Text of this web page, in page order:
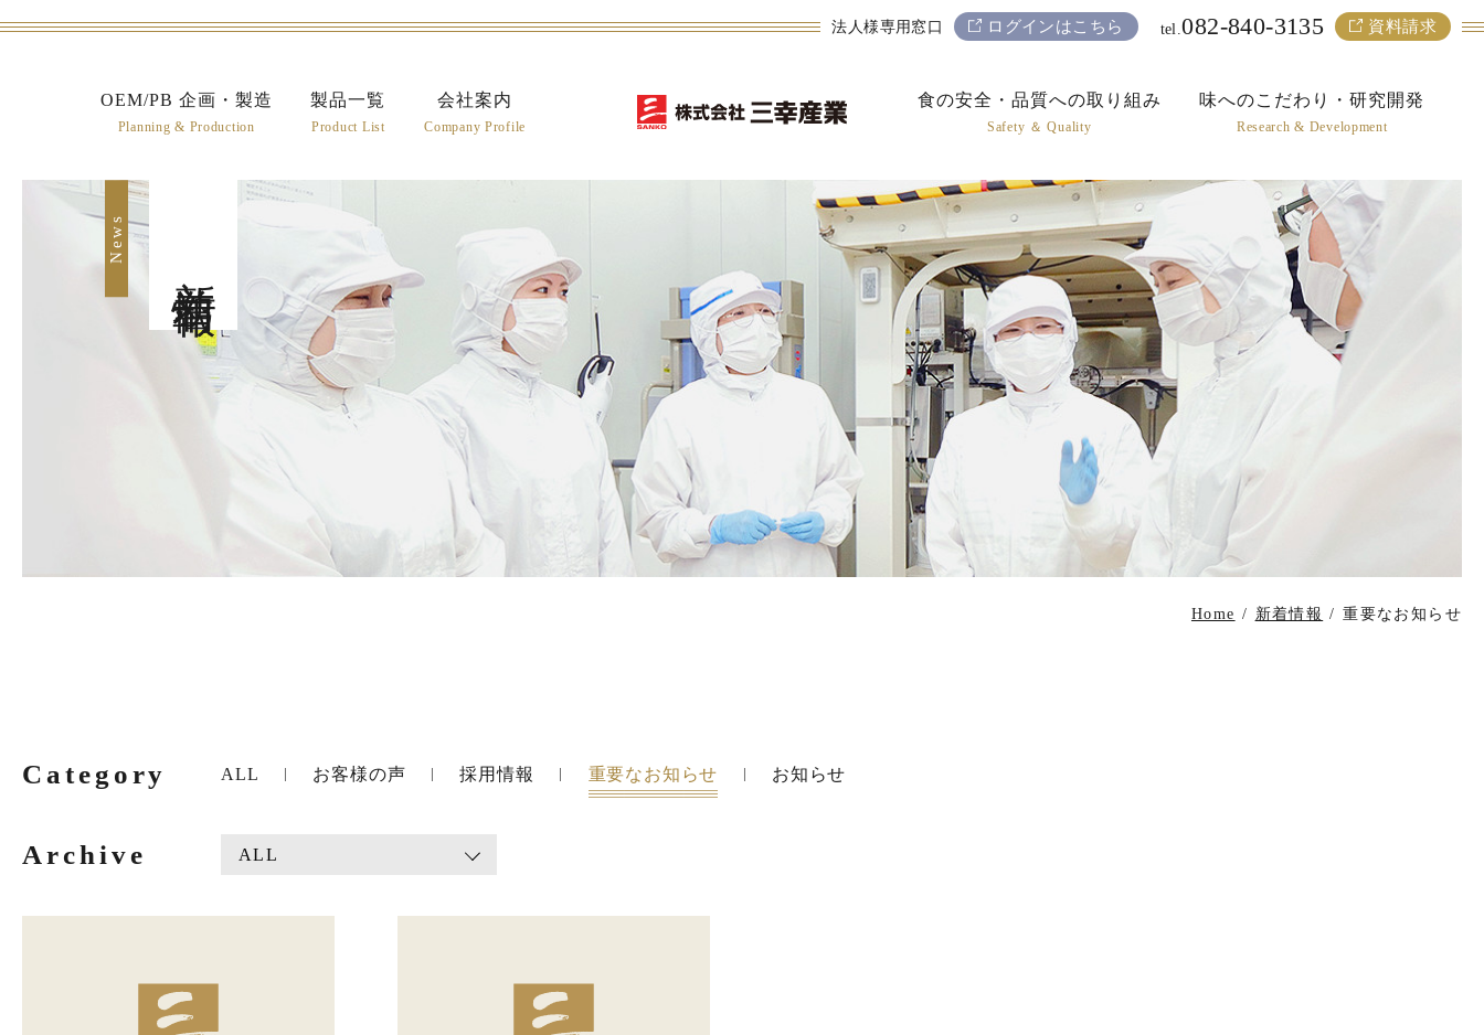
OEM/PB 企画・製造
Planning & Production
製品一覧
Product List
会社案内
Company Profile
食の安全・品質への取り組み
Safety ＆ Quality
味へのこだわり・研究開発
Research & Development
法人様専用窓口 ログインはこちら tel.082-840-3135 資料請求
News
Home / 新着情報 / 重要なお知らせ
Category ALL お客様の声 採用情報 重要なお知らせ お知らせ
Archive